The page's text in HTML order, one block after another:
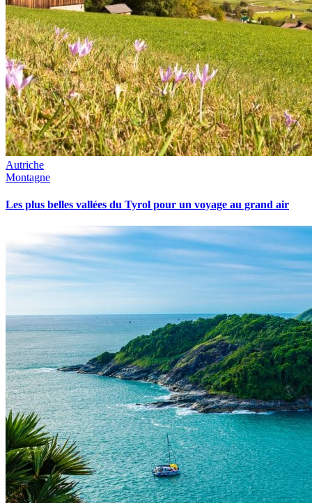
Autriche
Montagne
Les plus belles vallées du Tyrol pour un voyage au grand air